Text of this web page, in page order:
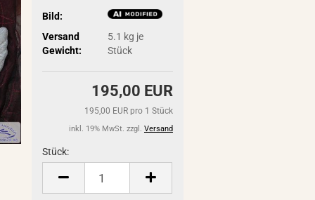
Bild:
Versand
Gewicht:
5.1 kg je
Stück
195,00 EUR
195,00 EUR pro 1 Stück
inkl. 19% MwSt. zzgl. Versand
Stück:
Stück